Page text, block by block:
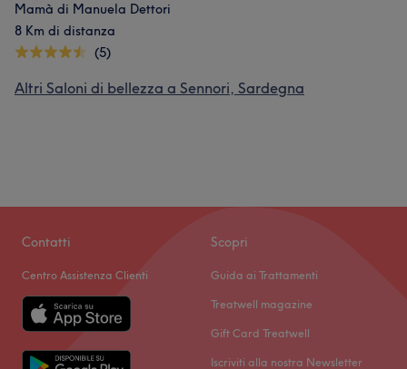
Mamà di Manuela Dettori
8 Km di distanza
(5)
Altri Saloni di bellezza a Sennori, Sardegna
Contatti
Centro Assistenza Clienti
Scopri
Guida ai Trattamenti
Treatwell magazine
Gift Card Treatwell
Iscriviti alla nostra Newsletter